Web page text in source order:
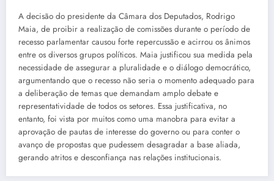
A decisão do presidente da Câmara dos Deputados, Rodrigo
Maia, de proibir a realização de comissões durante o período de
recesso parlamentar causou forte repercussão e acirrou os ânimos
entre os diversos grupos políticos. Maia justificou sua medida pela
necessidade de assegurar a pluralidade e o diálogo democrático,
argumentando que o recesso não seria o momento adequado para
a deliberação de temas que demandam amplo debate e
representatividade de todos os setores. Essa justificativa, no
entanto, foi vista por muitos como uma manobra para evitar a
aprovação de pautas de interesse do governo ou para conter o
avanço de propostas que pudessem desagradar a base aliada,
gerando atritos e desconfiança nas relações institucionais.